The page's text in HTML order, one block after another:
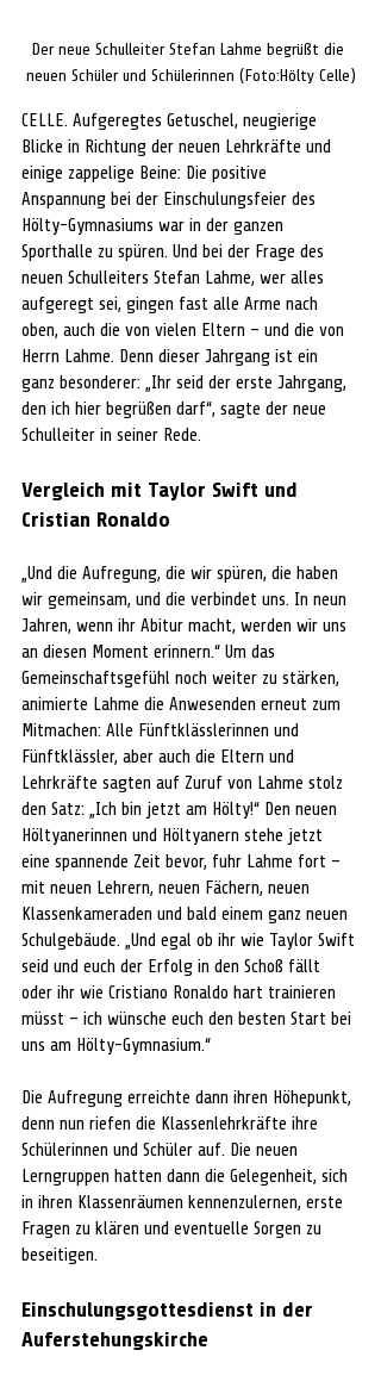
Der neue Schulleiter Stefan Lahme begrüßt die
neuen Schüler und Schülerinnen (Foto:Hölty Celle)
CELLE. Aufgeregtes Getuschel, neugierige
Blicke in Richtung der neuen Lehrkräfte und
einige zappelige Beine: Die positive
Anspannung bei der Einschulungsfeier des
Hölty-Gymnasiums war in der ganzen
Sporthalle zu spüren. Und bei der Frage des
neuen Schulleiters Stefan Lahme, wer alles
aufgeregt sei, gingen fast alle Arme nach
oben, auch die von vielen Eltern – und die von
Herrn Lahme. Denn dieser Jahrgang ist ein
ganz besonderer: „Ihr seid der erste Jahrgang,
den ich hier begrüßen darf“, sagte der neue
Schulleiter in seiner Rede.
Vergleich mit Taylor Swift und
Cristian Ronaldo
„Und die Aufregung, die wir spüren, die haben
wir gemeinsam, und die verbindet uns. In neun
Jahren, wenn ihr Abitur macht, werden wir uns
an diesen Moment erinnern.“ Um das
Gemeinschaftsgefühl noch weiter zu stärken,
animierte Lahme die Anwesenden erneut zum
Mitmachen: Alle Fünftklässlerinnen und
Fünftklässler, aber auch die Eltern und
Lehrkräfte sagten auf Zuruf von Lahme stolz
den Satz: „Ich bin jetzt am Hölty!“ Den neuen
Höltyanerinnen und Höltyanern stehe jetzt
eine spannende Zeit bevor, fuhr Lahme fort –
mit neuen Lehrern, neuen Fächern, neuen
Klassenkameraden und bald einem ganz neuen
Schulgebäude. „Und egal ob ihr wie Taylor Swift
seid und euch der Erfolg in den Schoß fällt
oder ihr wie Cristiano Ronaldo hart trainieren
müsst – ich wünsche euch den besten Start bei
uns am Hölty-Gymnasium.“
Die Aufregung erreichte dann ihren Höhepunkt,
denn nun riefen die Klassenlehrkräfte ihre
Schülerinnen und Schüler auf. Die neuen
Lerngruppen hatten dann die Gelegenheit, sich
in ihren Klassenräumen kennenzulernen, erste
Fragen zu klären und eventuelle Sorgen zu
beseitigen.
Einschulungsgottesdienst in der
Auferstehungskirche